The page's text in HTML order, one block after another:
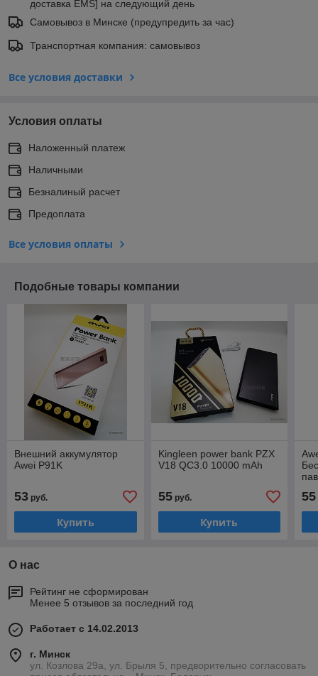
доставка EMS] на следующий день
Самовывоз в Минске (предупредить за час)
Транспортная компания: самовывоз
Все условия доставки
Условия оплаты
Наложенный платеж
Наличными
Безналиный расчет
Предоплата
Все условия оплаты
Подобные товары компании
Внешний аккумулятор
Awei P91K
53 руб.
Купить
Kingleen power bank PZX
V18 QC3.0 10000 mAh
55руб.
Купить
55
О нас
Рейтинг не сформирован
Менее 5 отзывов за последний год
Работает с 14.02.2013
г. Минск
ул. Козлова 29а, ул. Брыля 5, предворительно согласовать